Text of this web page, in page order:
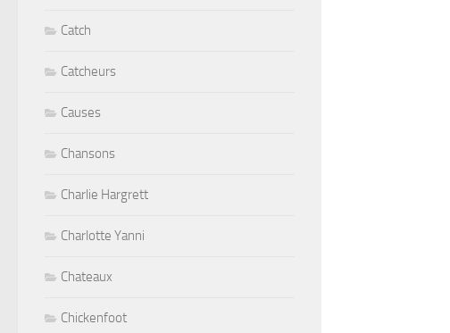
Catch
Catcheurs
Causes
Chansons
Charlie Hargrett
Charlotte Yanni
Chateaux
Chickenfoot